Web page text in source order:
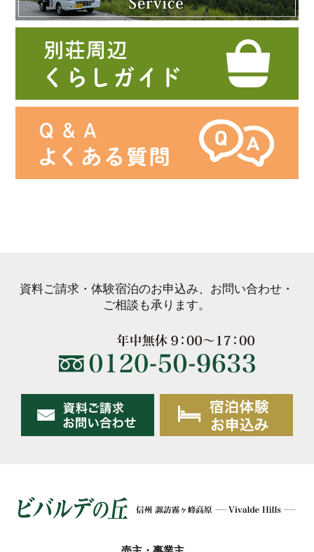
資料ご請求・体験宿泊のお申込み、お問い合わせ・
ご相談も承ります。